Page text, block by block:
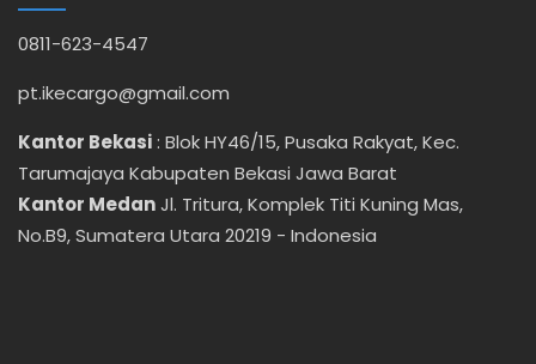
0811-623-4547
pt.ikecargo@gmail.com
Kantor Bekasi: Blok HY46/15, Pusaka Rakyat, Kec.
Tarumajaya Kabupaten Bekasi Jawa Barat
Kantor MedanJl. Tritura, Komplek Titi Kuning Mas,
No.B9, Sumatera Utara 20219 - Indonesia